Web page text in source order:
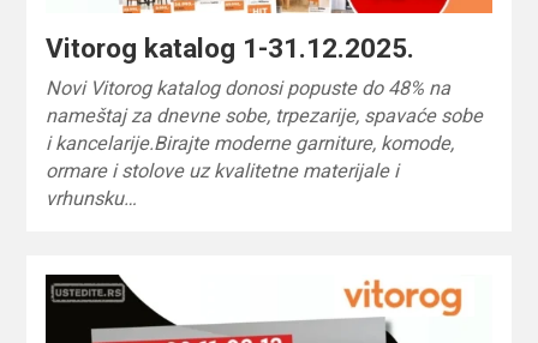
Vitorog katalog 1-31.12.2025.
Novi Vitorog katalog donosi popuste do 48% na
nameštaj za dnevne sobe, trpezarije, spavaće sobe
i kancelarije.Birajte moderne garniture, komode,
ormare i stolove uz kvalitetne materijale i
vrhunsku…